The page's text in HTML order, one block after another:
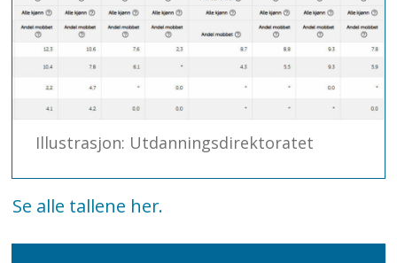
Illustrasjon: Utdanningsdirektoratet
Se alle tallene her.